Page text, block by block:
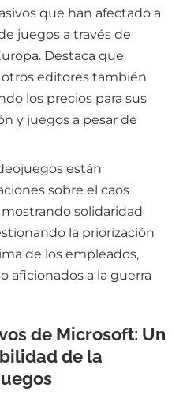
que han afectado a
juegos a través de
Destaca que
editores también
los precios para sus
y juegos a pesar de
están
sobre el caos
solidaridad
la priorización
de los empleados,
aficionados a la guerra
de Microsoft: Un
de la